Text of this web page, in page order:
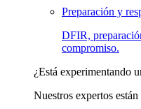
Preparación y
DFIR,
compromiso.
¿Está experimentando
Nuestros expertos